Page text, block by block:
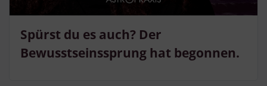
Spürst du es auch? Der
Bewusstseinssprung hat begonnen.